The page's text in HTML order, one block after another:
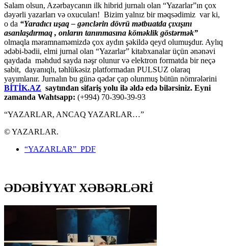
Salam olsun, Azərbaycanın ilk hibrid jurnalı olan “Yazarlar”ın çox
dəyərli yazarları və oxucuları! Bizim yalnız bir məqsədimiz var ki,
o da “Yaradıcı uşaq – gәnclәrin dövrü mәtbuatda çıxışını
asanlaşdırmaq , onların tanınmasına kömәklik göstәrmәk”
olmaqla məramnaməmizdə çox aydın şəkildə qeyd olumuşdur. Aylıq
ədəbi-bədii, elmi jurnal olan “Yazarlar” kitabxanalar üçün ənənəvi
qaydada məhdud sayda nəşr olunur və elektron formatda bir neçə
sabit, dayanıqlı, təhlükəsiz platformadan PULSUZ olaraq
yayımlanır. Jurnalın bu günə qədər çap olunmuş bütün nömrələrini
BİTİK.AZ saytından sifariş yolu ilə əldə edə bilərsiniz. Eyni
zamanda Wahtsapp: (+994) 70-390-39-93
“YAZARLAR, ANCAQ YAZARLAR…”
© YAZARLAR.
“YAZARLAR” PDF
ƏDƏBİYYAT XƏBƏRLƏRİ